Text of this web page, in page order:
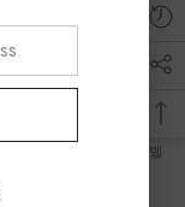
어렵습니다.
도 모릅니다만, 미니벨